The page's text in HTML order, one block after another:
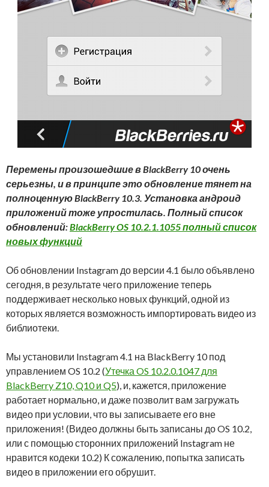
Перемены произошедшие в BlackBerry 10 очень
серьезны, и в принципе это обновление тянет на
полноценную BlackBerry 10.3. Установка андроид
приложений тоже упростилась. Полный список
обновлений:BlackBerry OS 10.2.1.1055 полный список
новых функций
Об обновлении Instagram до версии 4.1 было объявлено
сегодня, в результате чего приложение теперь
поддерживает несколько новых функций, одной из
которых является возможность импортировать видео из
библиотеки.
Мы установили Instagram 4.1 на BlackBerry 10 под
управлением OS 10.2 (Утечка OS 10.2.0.1047 для
BlackBerry Z10, Q10 и Q5), и, кажется, приложение
работает нормально, и даже позволит вам загружать
видео при условии, что вы записываете его вне
приложения! (Видео должны быть записаны до OS 10.2,
или с помощью сторонних приложений Instagram не
нравится кодеки 10.2) К сожалению, попытка записать
видео в приложении его обрушит.